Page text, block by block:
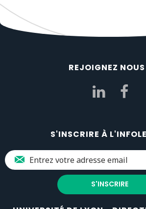
REJOIGNEZ
S'INSCRIRE À